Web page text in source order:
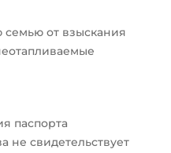
от взыскания
паспорта
не свидетельствует